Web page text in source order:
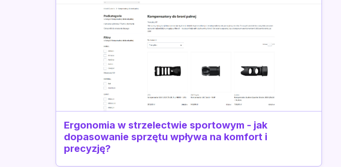
Ergonomia w strzelectwie sportowym - jak
dopasowanie sprzętu wpływa na komfort i
precyzję?